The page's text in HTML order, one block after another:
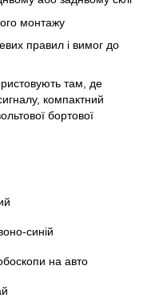
монтажу
правил і вимог до
там, де
компактний
бортової
синій
на авто